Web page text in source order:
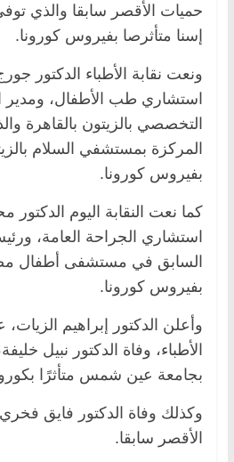
حميات الأقصر سابقا والذي
إسنا متأثرصا بفيروس كورونا.
ونعت نقابة الأطباء الدكتور
استشاري طب الأطفال، ومدير
التخصصي بالزيتون بالقاهرة
المركزة بمستشفي السلام
بفيروس كورونا.
كما نعت النقابة اليوم
استشاري الجراحة العامة،
السابق في مستشفى أطفال
بفيروس كورونا.
وأعلن الدكتور إبراهيم
الأطباء، وفاة الدكتور نبيل
بجامعة عين شمس متأثرًا
وكذلك وفاة الدكتور فايق
الأقصر سابقا.